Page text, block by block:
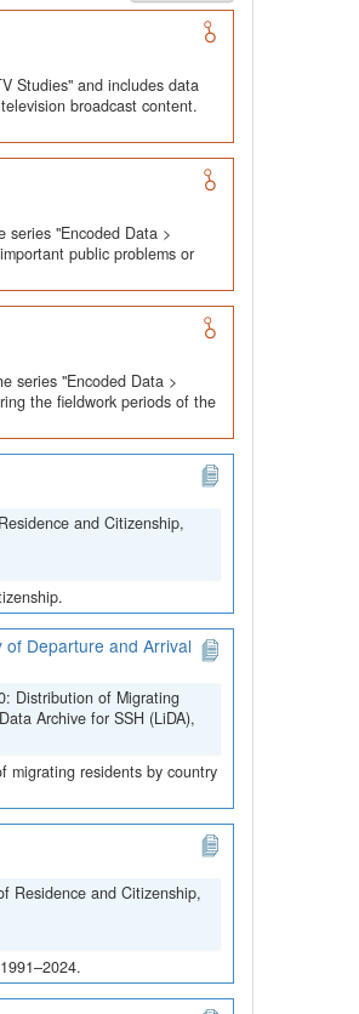
Studies" and includes data
broadcast content.
series "Encoded Data >
public problems or
series "Encoded Data >
the fieldwork periods of the
and Citizenship,
Departure and Arrival
Distribution of Migrating
Archive for SSH (LiDA),
migrating residents by country
Residence and Citizenship,